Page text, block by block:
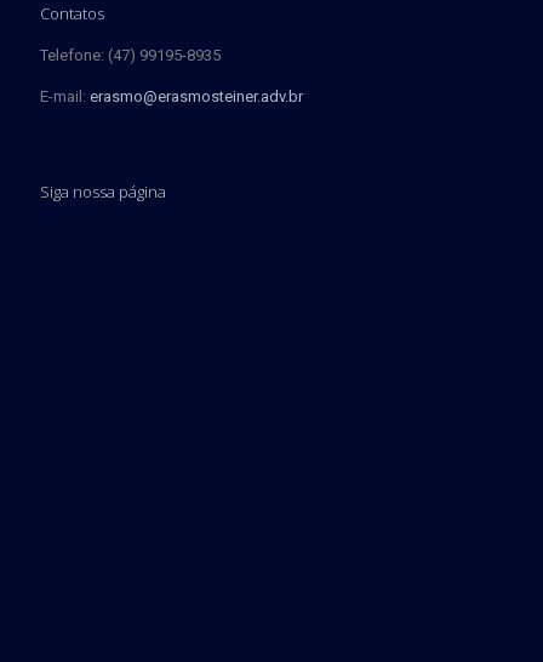
Contatos
Telefone: (47) 99195-8935
E-mail: erasmo@erasmosteiner.adv.br
Siga nossa página